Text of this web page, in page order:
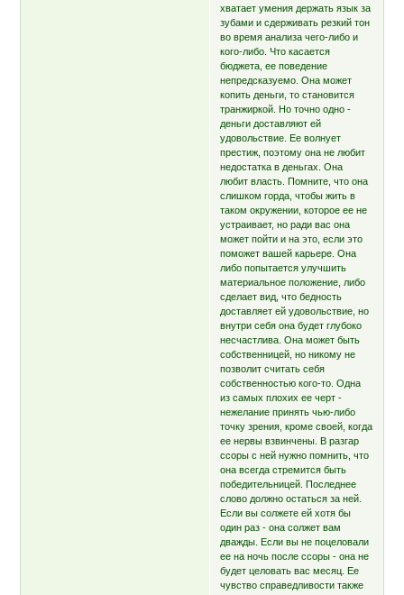
хватает умения держать язык за
зубами и сдерживать резкий тон
во время анализа чего-либо и
кого-либо. Что касается
бюджета, ее поведение
непредсказуемо. Она может
копить деньги, то становится
транжиркой. Но точно одно -
деньги доставляют ей
удовольствие. Ее волнует
престиж, поэтому она не любит
недостатка в деньгах. Она
любит власть. Помните, что она
слишком горда, чтобы жить в
таком окружении, которое ее не
устраивает, но ради вас она
может пойти и на это, если это
поможет вашей карьере. Она
либо попытается улучшить
материальное положение, либо
сделает вид, что бедность
доставляет ей удовольствие, но
внутри себя она будет глубоко
несчастлива. Она может быть
собственницей, но никому не
позволит считать себя
собственностью кого-то. Одна
из самых плохих ее черт -
нежелание принять чью-либо
точку зрения, кроме своей, когда
ее нервы взвинчены. В разгар
ссоры с ней нужно помнить, что
она всегда стремится быть
победительницей. Последнее
слово должно остаться за ней.
Если вы солжете ей хотя бы
один раз - она солжет вам
дважды. Если вы не поцеловали
ее на ночь после ссоры - она не
будет целовать вас месяц. Ее
чувство справедливости также